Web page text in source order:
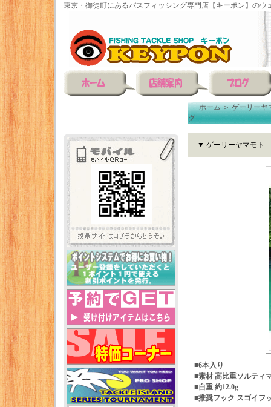
東京・御徒町にあるバスフィッシング専門店【キーポン】のウ
ホーム＞ゲーリーヤ
グ
▼ ゲーリーヤマモト
■6本入り
■素材 高比重ソルティ
■自重 約12.0g
■推奨フック スゴイフ